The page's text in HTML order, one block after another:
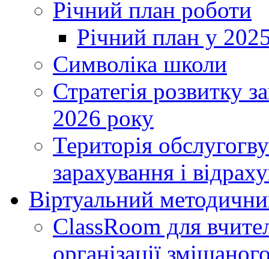
Річний план роботи
Річний план у
Символіка школи
Стратегія розвитку
2026 року
Територія
зарахування і
Віртуальний
ClassRoom для
організації